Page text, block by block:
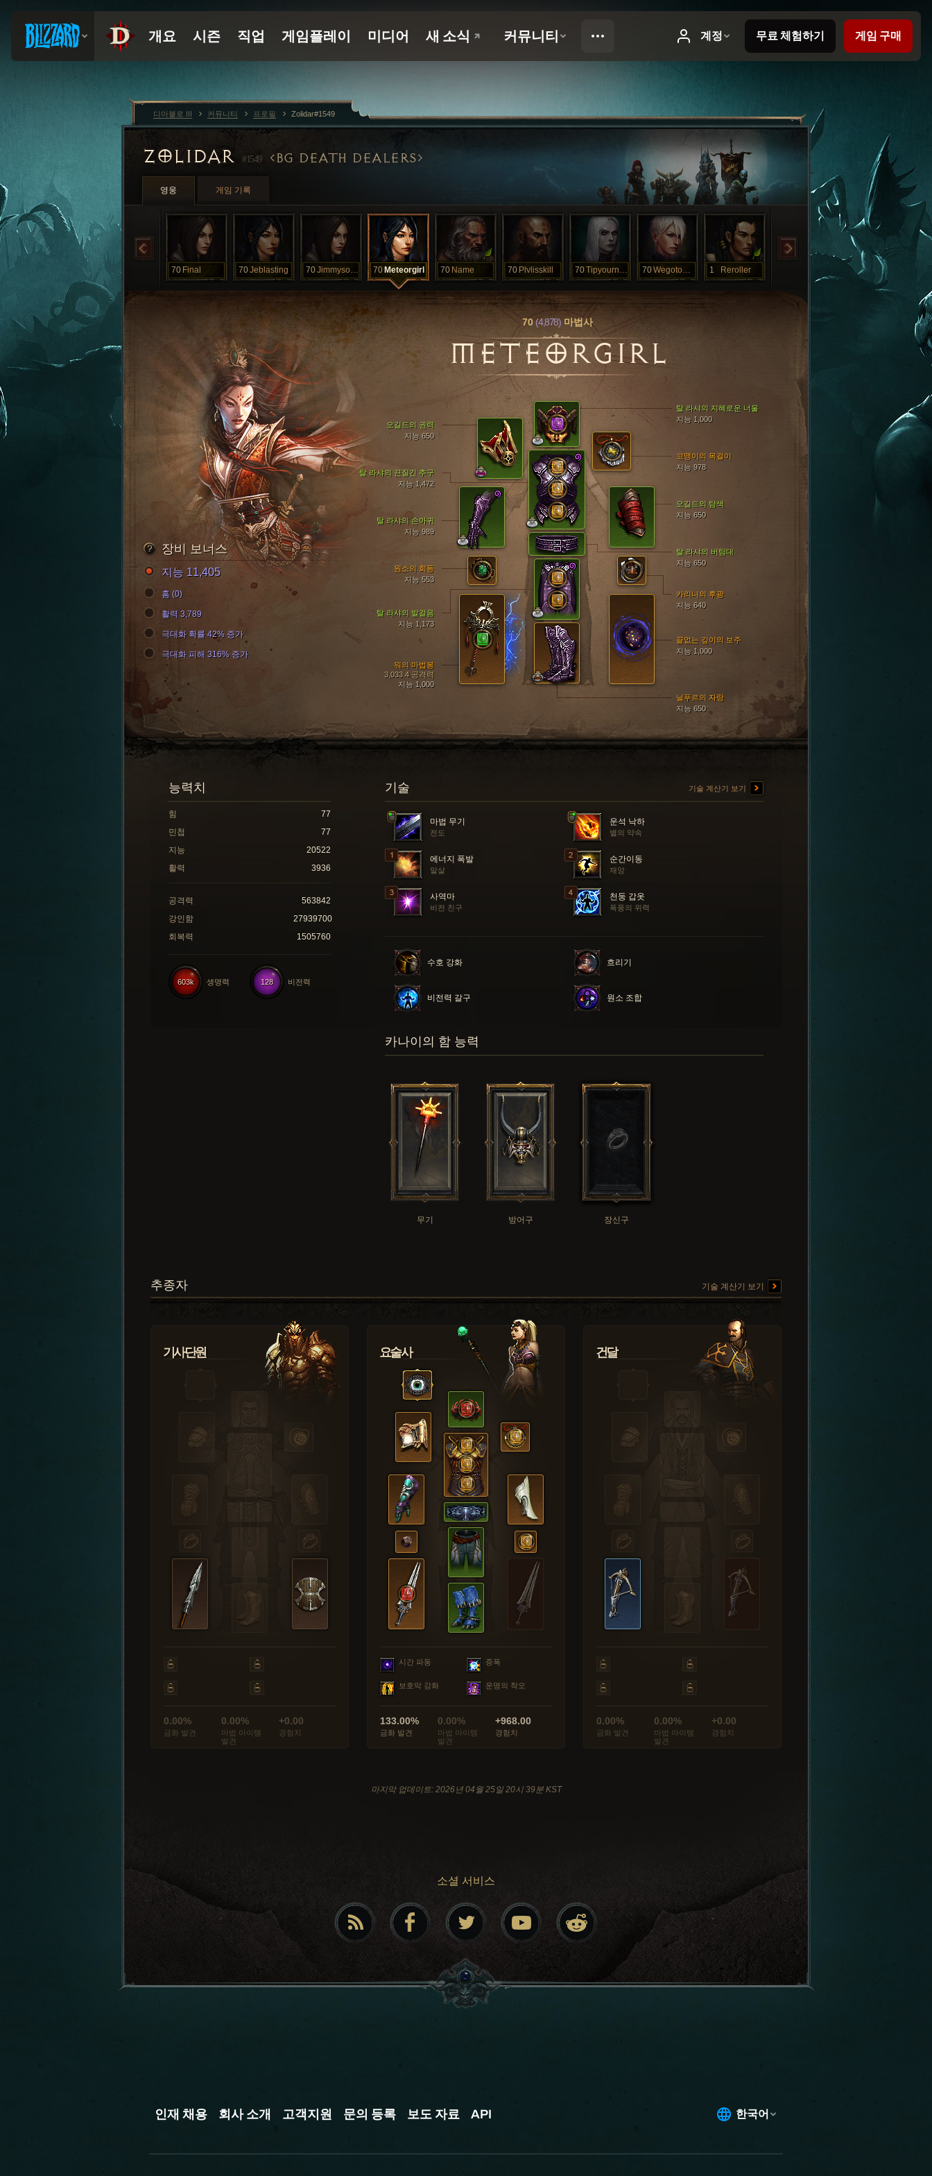
ZOLIDAR #1549 BG DEATH DEALERS
영웅 게임 기록
70 Final 70Jeblasting 70 Jimmysoups 70 Meteorgirl 70 Name 70 Plvlisskill 70 Tipyournecro 70 Wegotowar 1 Reroller
70 (4,878)마법사
METEORGIRL
탈 라샤의 지혜로운 너울
지능 1,000
탈 라샤의 끈질긴 추구
지능 1,472
닐푸르의 자랑
지능 650
탈 라샤의 손아귀
지능 989
오길드의 권력
지능 650
탈 라샤의 발걸음
지능 1,173
오길드의 탐색
지능 650
워의 마법봉
3,033.4 공격력
지능 1,000
끝없는 깊이의 보주
지능 1,000
탈 라샤의 버팀대
지능 650
카리니의 후광
지능 640
원소의 회동
지능 553
꼬맹이의 목걸이
지능 978
장비 보너스
지능 11,405
홈 (0)
활력 3,789
극대화 확률 42% 증가
극대화 피해 316% 증가
기술 기술 계산기 보기
마법 무기
전도
운석 낙하
별의 약속
에너지 폭발
말살
순간이동
재앙
사역마
비전 친구
천둥 갑옷
폭풍의 위력
수호 강화 흐리기
비전력 갈구 원소 조합
능력치
힘
77
민첩
77
지능
20522
활력
3936
공격력
563842
강인함
27939700
회복력
1505760
128 비전력
603k 생명력
카나이의 함 능력
무기 방어구 장신구
추종자 기술 계산기 보기
기사단원
0.00%
금화 발견
0.00%
마법 아이템
발견
+0.00
경험치
요술사
시간 파동 증폭
보호막 강화 운명의 착오
133.00%
금화 발견
0.00%
마법 아이템
발견
+968.00
경험치
건달
0.00%
금화 발견
0.00%
마법 아이템
발견
+0.00
경험치
마지막 업데이트: 2026년 04월 25일 20시 39분 KST
소셜 서비스
디아블로 III 커뮤니티 프로필 Zolidar#1549